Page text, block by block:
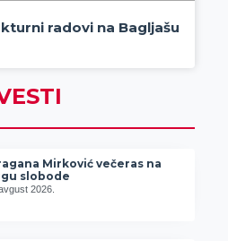
radovi na Bagljašu
Mirković večeras na
slobode
2026.